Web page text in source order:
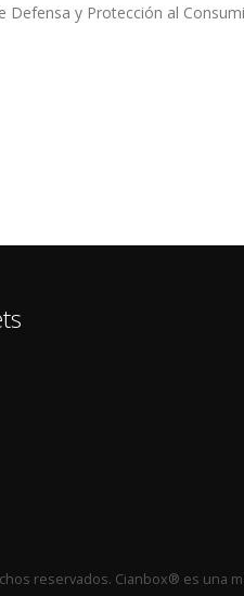
Defensa y Protección al
reservados. Cianbox® es una